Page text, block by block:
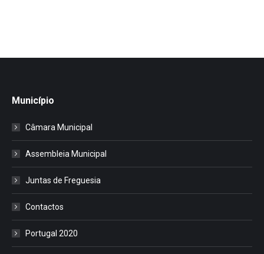
Município
Câmara Municipal
Assembleia Municipal
Juntas de Freguesia
Contactos
Portugal 2020